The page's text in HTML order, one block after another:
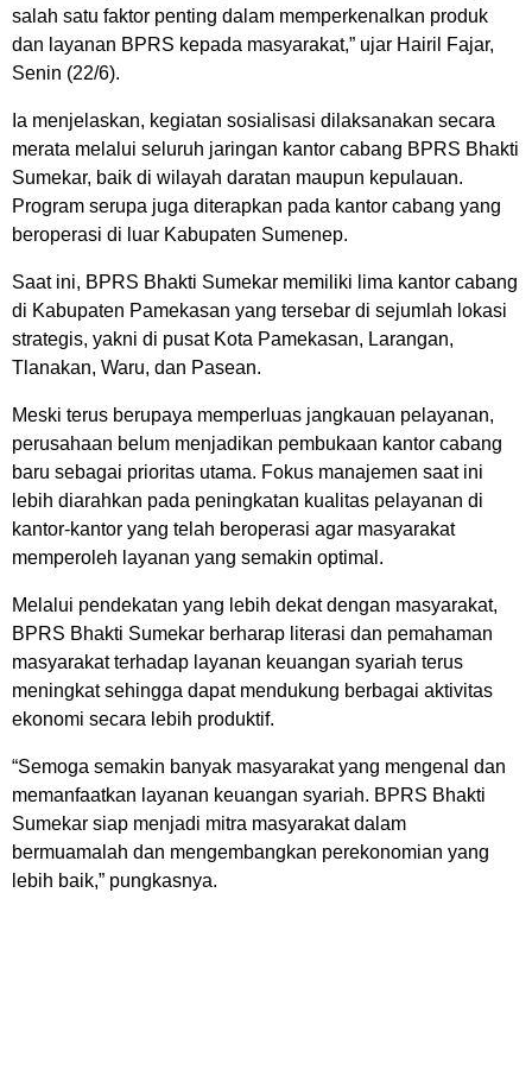
salah satu faktor penting dalam memperkenalkan produk
dan layanan BPRS kepada masyarakat,” ujar Hairil Fajar,
Senin (22/6).
Ia menjelaskan, kegiatan sosialisasi dilaksanakan secara
merata melalui seluruh jaringan kantor cabang BPRS Bhakti
Sumekar, baik di wilayah daratan maupun kepulauan.
Program serupa juga diterapkan pada kantor cabang yang
beroperasi di luar Kabupaten Sumenep.
Saat ini, BPRS Bhakti Sumekar memiliki lima kantor cabang
di Kabupaten Pamekasan yang tersebar di sejumlah lokasi
strategis, yakni di pusat Kota Pamekasan, Larangan,
Tlanakan, Waru, dan Pasean.
Meski terus berupaya memperluas jangkauan pelayanan,
perusahaan belum menjadikan pembukaan kantor cabang
baru sebagai prioritas utama. Fokus manajemen saat ini
lebih diarahkan pada peningkatan kualitas pelayanan di
kantor-kantor yang telah beroperasi agar masyarakat
memperoleh layanan yang semakin optimal.
Melalui pendekatan yang lebih dekat dengan masyarakat,
BPRS Bhakti Sumekar berharap literasi dan pemahaman
masyarakat terhadap layanan keuangan syariah terus
meningkat sehingga dapat mendukung berbagai aktivitas
ekonomi secara lebih produktif.
“Semoga semakin banyak masyarakat yang mengenal dan
memanfaatkan layanan keuangan syariah. BPRS Bhakti
Sumekar siap menjadi mitra masyarakat dalam
bermuamalah dan mengembangkan perekonomian yang
lebih baik,” pungkasnya.